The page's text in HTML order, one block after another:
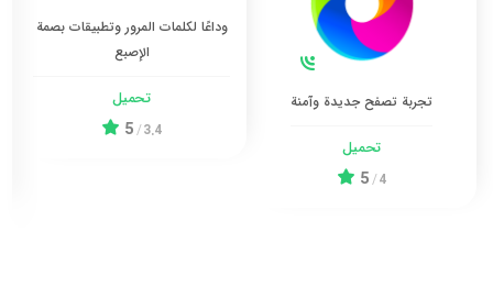
تجربة تصفح جديدة وآمنة
تحميل
4
/
5
وداعًا لكلمات المرور وتطبيقات بصمة
الإصبع
تحميل
3.4
/
5